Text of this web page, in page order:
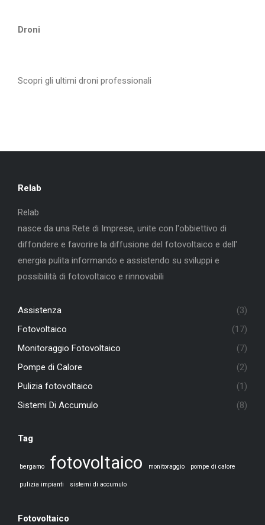
Droni
Scopri gli ultimi droni professionali
Relab
Relab
nasce da una Rete di Imprese, unite con l'obbiettivo di
diffondere e favorire la diffusione del fotovoltaico e dell'
energia pulita informando e assistendo su sviluppi e
possibilità di fotovoltaico e rinnovabili
Assistenza
(3)
Fotovoltaico
(17)
Monitoraggio Fotovoltaico
(7)
Pompe di Calore
(2)
Pulizia fotovoltaico
(1)
Sistemi Di Accumulo
(8)
Tag
bergamo fotovoltaico monitoraggio pompe di calore
pulizia impianti sistemi di accumulo
Fotovoltaico